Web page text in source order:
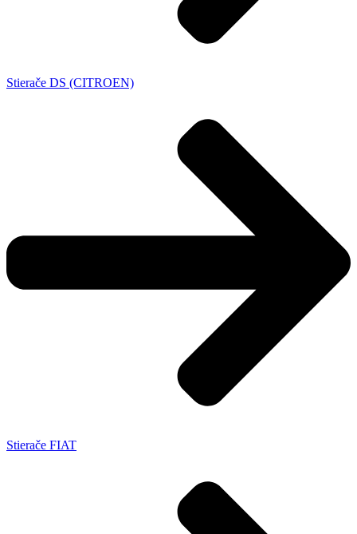
Stierače DS (CITROEN)
Stierače FIAT